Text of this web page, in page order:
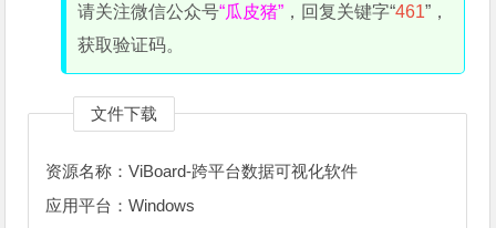
请关注微信公众号“瓜皮猪” ，回复关键字“461”，
获取验证码。
文件下载
资源名称：ViBoard-跨平台数据可视化软件
应用平台：Windows